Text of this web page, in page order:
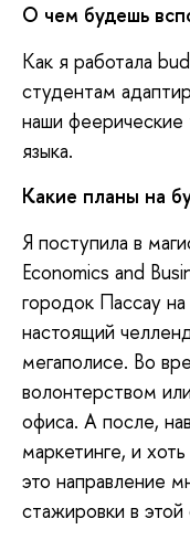
О чем будешь
Как я работала
студентам
наши
языка.
Какие планы на
Я поступила в
Economics and
городок Пассау
настоящий
мегаполисе. Во
волонтерством
офиса. А после,
маркетинге, и
это направление
стажировки в